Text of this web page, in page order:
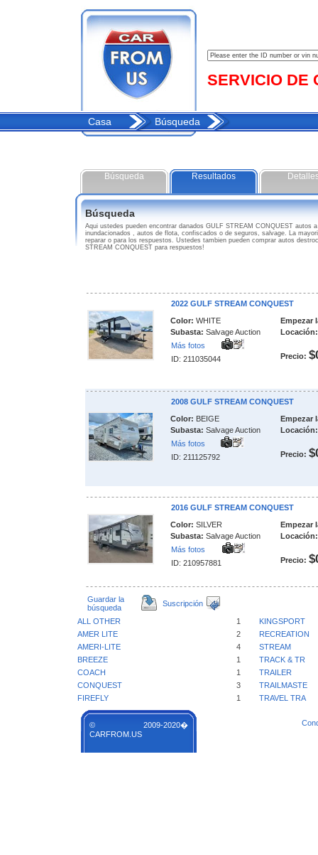
SERVICIO DE
Casa Búsqueda
Búsqueda Resultados
Búsqueda
Aqui ustedes pueden encontrar danados GULF STREAM CONQUEST
inundacionados , autos de flota, confiscados o de seguros, salvage. La
reparar o para los respuestos. Ustedes tambien pueden comprar autos
STREAM CONQUEST para respuestos!
2022 GULF STREAM CONQUEST
Color: WHITE
Subasta: Salvage Auction
Más fotos
ID: 211035044
Empezar
Locación:
Precio:
2008 GULF STREAM CONQUEST
Color: BEIGE
Subasta: Salvage Auction
Más fotos
ID: 211125792
Empezar
Locación:
Precio:
2016 GULF STREAM CONQUEST
Color: SILVER
Subasta: Salvage Auction
Más fotos
ID: 210957881
Empezar
Locación:
Precio:
Guardar la
búsqueda
Suscripción
ALL OTHER 1
KINGSPORT
AMER LITE
2
RECREATION
AMERI-LITE
4
STREAM
BREEZE
1
TRACK & TR
COACH
1
TRAILER
CONQUEST
3
TRAILMASTE
FIREFLY
1 TRAVEL TRA
© 2009-2020�
CARFROM.US